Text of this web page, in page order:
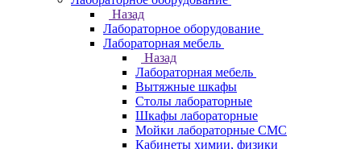
Назад
Лабораторное оборудование
Лабораторная мебель
Назад
Лабораторная мебель
Вытяжные шкафы
Столы лабораторные
Шкафы лабораторные
Мойки лабораторные СМС
Кабинеты химии, физики